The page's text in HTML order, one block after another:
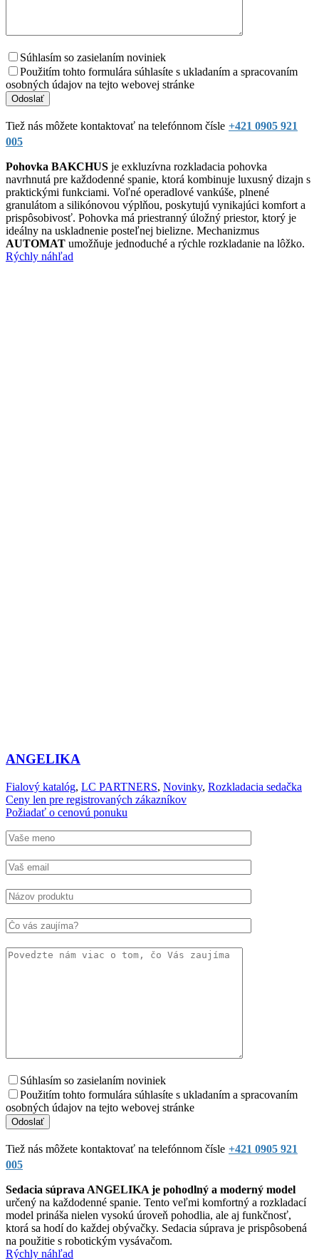
Súhlasím so zasielaním noviniek
Použitím tohto formulára súhlasíte s ukladaním a spracovaním
osobných údajov na tejto webovej stránke
Tiež nás môžete kontaktovať na telefónnom čísle +421 0905 921
005
Pohovka BAKCHUS je exkluzívna rozkladacia pohovka
navrhnutá pre každodenné spanie, ktorá kombinuje luxusný dizajn s
praktickými funkciami. Voľné operadlové vankúše, plnené
granulátom a silikónovou výplňou, poskytujú vynikajúci komfort a
prispôsobivosť. Pohovka má priestranný úložný priestor, ktorý je
ideálny na uskladnenie posteľnej bielizne. Mechanizmus
AUTOMAT umožňuje jednoduché a rýchle rozkladanie na lôžko.
Rýchly náhľad
ANGELIKA
Fialový katalóg, LC PARTNERS, Novinky, Rozkladacia sedačka
Ceny len pre registrovaných zákazníkov
Požiadať o cenovú ponuku
Súhlasím so zasielaním noviniek
Použitím tohto formulára súhlasíte s ukladaním a spracovaním
osobných údajov na tejto webovej stránke
Tiež nás môžete kontaktovať na telefónnom čísle +421 0905 921
005
Sedacia súprava ANGELIKA je pohodlný a moderný model
určený na každodenné spanie. Tento veľmi komfortný a rozkladací
model prináša nielen vysokú úroveň pohodlia, ale aj funkčnosť,
ktorá sa hodí do každej obývačky. Sedacia súprava je prispôsobená
na použitie s robotickým vysávačom.
Rýchly náhľad